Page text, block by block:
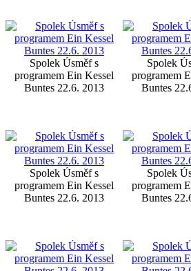
Spolek Úsměf s
programem Ein Kessel
Buntes 22.6. 2013
Spolek
programem
Buntes
Spolek Úsměf s
programem Ein Kessel
Buntes 22.6. 2013
Spolek
programem
Buntes